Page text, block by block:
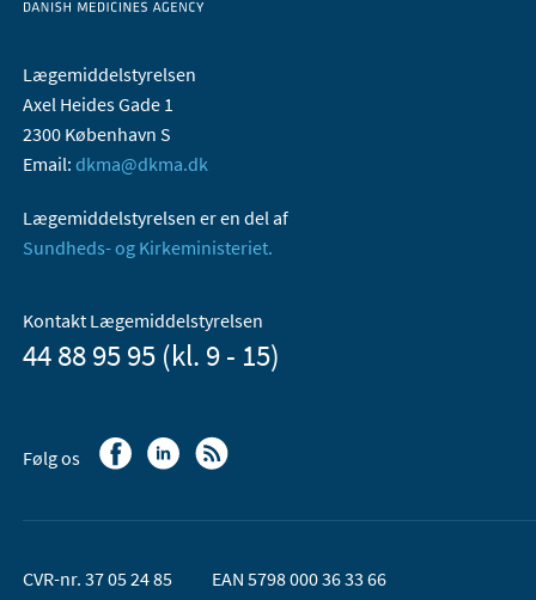
Lægemiddelstyrelsen
Axel Heides Gade 1
2300 København S
Email: dkma@dkma.dk
Lægemiddelstyrelsen er en del af
Sundheds- og Kirkeministeriet.
Kontakt Lægemiddelstyrelsen
44 88 95 95 (kl. 9 - 15)
Følg os
CVR-nr. 37 05 24 85 EAN 5798 000 36 33 66